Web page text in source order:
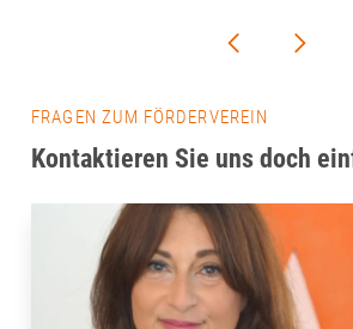
FRAGEN ZUM FÖRDERVEREIN
Kontaktieren Sie uns doch